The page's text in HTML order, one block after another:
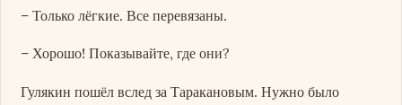
– Только лёгкие. Все перевязаны.
– Хорошо! Показывайте, где они?
Гулякин пошёл вслед за Таракановым. Нужно было